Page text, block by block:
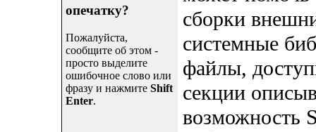
опечатку?
Пожалуйста,
сообщите об этом -
просто выделите
ошибочное слово или
фразу и нажмите Shift
Enter.
сборки
системные
файлы,
секции
возможность